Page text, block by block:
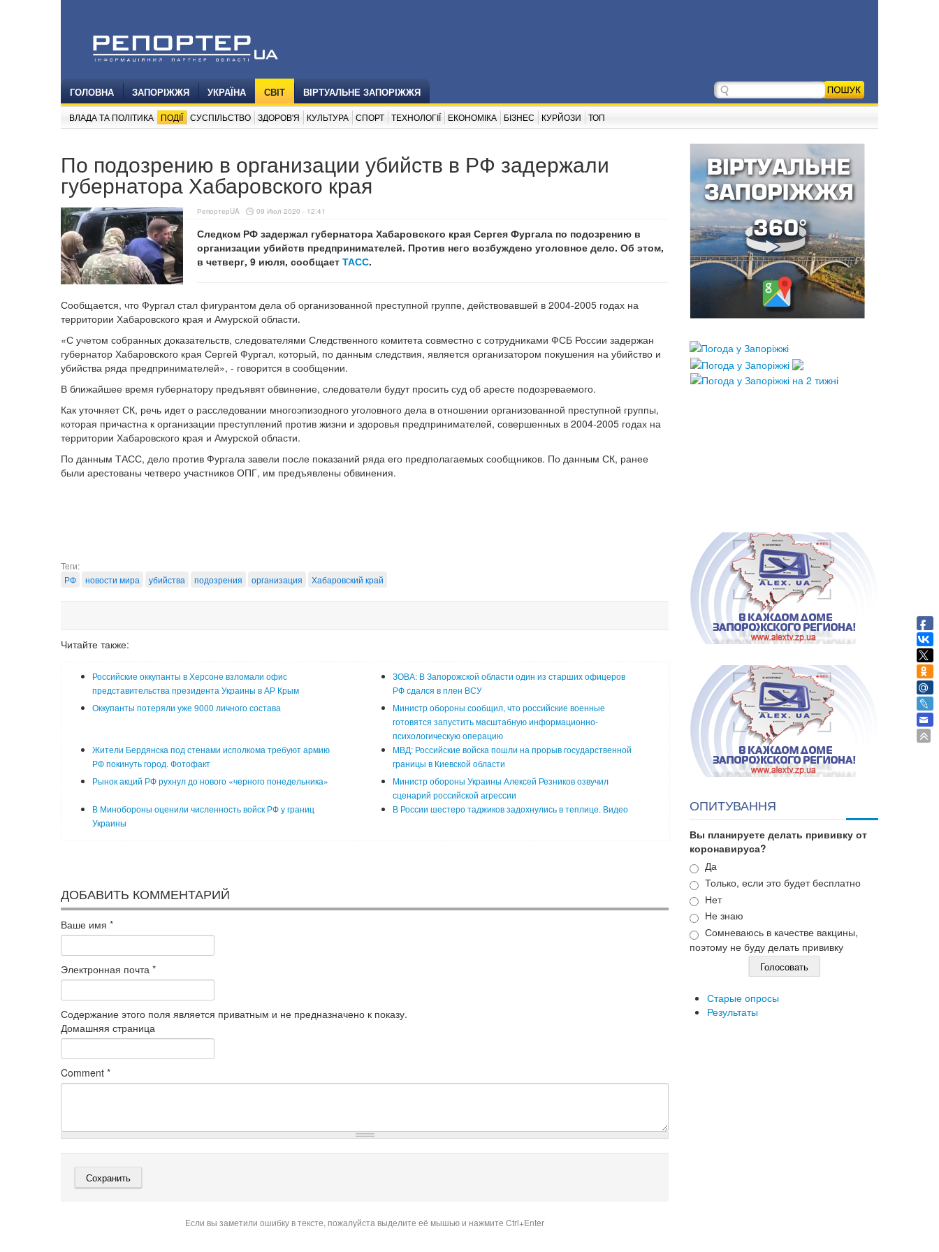
ГОЛОВНА ЗАПОРІЖЖЯ УКРАЇНА СВІТ ВІРТУАЛЬНЕ ЗАПОРІЖЖЯ
ВЛАДА ТА ПОЛІТИКА ПОДІЇ СУСПІЛЬСТВО ЗДОРОВ'Я КУЛЬТУРА СПОРТ ТЕХНОЛОГІЇ ЕКОНОМІКА БІЗНЕС КУРЙОЗИ ТОП
По подозрению в организации убийств в РФ задержали
губернатора Хабаровского края
РепортерUA 09 Июл 2020 - 12:41
Следком РФ задержал губернатора Хабаровского края Сергея Фургала по подозрению в
организации убийств предпринимателей. Против него возбуждено уголовное дело. Об этом,
в четверг, 9 июля, сообщает ТАСС.
Сообщается, что Фургал стал фигурантом дела об организованной преступной группе, действовавшей в 2004-2005 годах на
территории Хабаровского края и Амурской области.
«С учетом собранных доказательств, следователями Следственного комитета совместно с сотрудниками ФСБ России задержан
губернатор Хабаровского края Сергей Фургал, который, по данным следствия, является организатором покушения на убийство и
убийства ряда предпринимателей», - говорится в сообщении.
В ближайшее время губернатору предъявят обвинение, следователи будут просить суд об аресте подозреваемого.
Как уточняет СК, речь идет о расследовании многоэпизодного уголовного дела в отношении организованной преступной группы,
которая причастна к организации преступлений против жизни и здоровья предпринимателей, совершенных в 2004-2005 годах на
территории Хабаровского края и Амурской области.
По данным ТАСС, дело против Фургала завели после показаний ряда его предполагаемых сообщников. По данным СК, ранее
были арестованы четверо участников ОПГ, им предъявлены обвинения.
Теги:
РФ
новости мира убийства подозрения организация Хабаровский край
Читайте также:
Российские оккупанты в Херсоне взломали офис
представительства президента Украины в АР Крым
ЗОВА: В Запорожской области один из старших офицеров
РФ сдался в плен ВСУ
Оккупанты потеряли уже 9000 личного состава
Министр обороны сообщил, что российские военные
готовятся запустить масштабную информационно-
психологическую операцию
Жители Бердянска под стенами исполкома требуют армию
РФ покинуть город. Фотофакт
МВД: Российские войска пошли на прорыв государственной
границы в Киевской области
Рынок акций РФ рухнул до нового «черного понедельника»
Министр обороны Украины Алексей Резников озвучил
сценарий российской агрессии
В Минобороны оценили численность войск РФ у границ
Украины
В России шестеро таджиков задохнулись в теплице. Видео
ДОБАВИТЬ КОММЕНТАРИЙ
Ваше имя *
Электронная почта *
Содержание этого поля является приватным и не предназначено к показу.
Домашняя страница
Comment *
Если вы заметили ошибку в тексте, пожалуйста выделите её мышью и нажмите Ctrl+Enter
ОПИТУВАННЯ
Вы планируете делать прививку от
коронавируса?
Варианты
Да
Только, если это будет бесплатно
Нет
Не знаю
Сомневаюсь в качестве вакцины,
поэтому не буду делать прививку
Старые опросы
Результаты